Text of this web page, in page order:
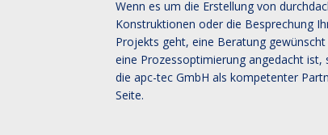
Wenn es um die Erstellung von
Konstruktionen oder die Besprechung
Projekts geht, eine Beratung
eine Prozessoptimierung angedacht ist,
die apc-tec GmbH als kompetenter
Seite.